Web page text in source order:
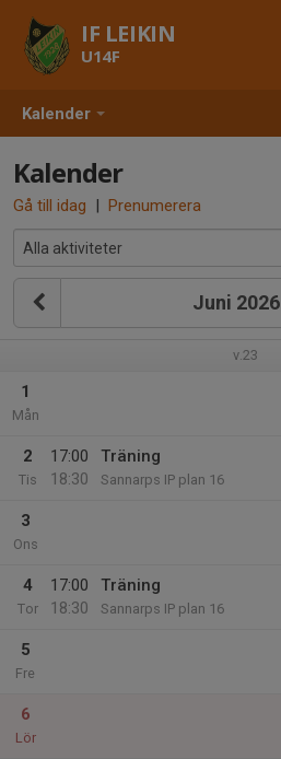
Kalender
IF LEIKIN
U14F
Kalender
Gå till idag | Prenumerera
Juni 2026
v.23
1
Mån
2
Tis
17:00
18:30
Träning
Sannarps IP plan 16
3
Ons
4
Tor
17:00
18:30
Träning
Sannarps IP plan 16
5
Fre
6
Lör